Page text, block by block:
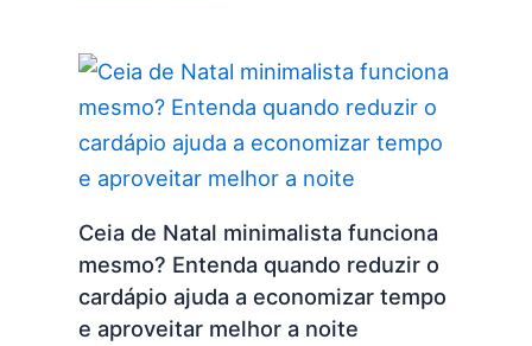
Ceia de Natal minimalista funciona
mesmo? Entenda quando reduzir o
cardápio ajuda a economizar tempo
e aproveitar melhor a noite